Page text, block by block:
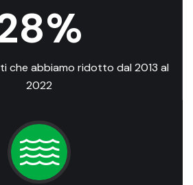
%
che abbiamo ridotto dal 2013 al
2022